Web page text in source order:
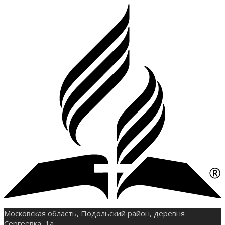
Московская область, Подольский район, деревня